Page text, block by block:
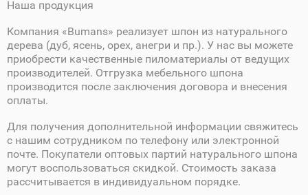
Наша продукция
Компания «Bumans» реализует шпон из натурального
дерева (дуб, ясень, орех, анегри и пр.). У нас вы можете
приобрести качественные пиломатериалы от ведущих
производителей. Отгрузка мебельного шпона
производится после заключения договора и внесения
оплаты.
Для получения дополнительной информации свяжитесь
с нашим сотрудником по телефону или электронной
почте. Покупатели оптовых партий натурального шпона
могут воспользоваться скидкой. Стоимость заказа
рассчитывается в индивидуальном порядке.